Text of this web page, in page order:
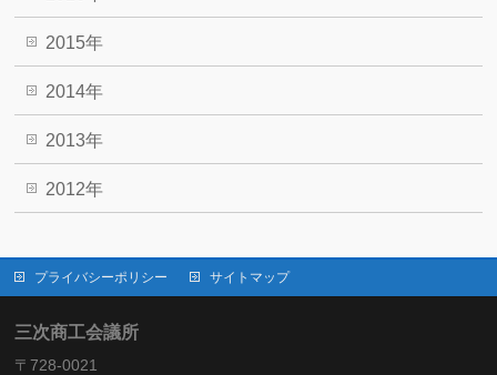
2015年
2014年
2013年
2012年
プライバシーポリシー サイトマップ
三次商工会議所
〒728-0021